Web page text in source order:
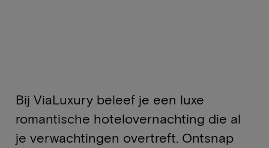
Bij ViaLuxury beleef je een luxe
romantische hotelovernachting die al
je verwachtingen overtreft. Ontsnap